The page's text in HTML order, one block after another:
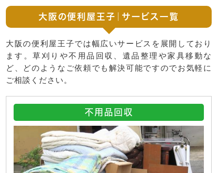
大阪の便利屋王子｜サービス一覧
大阪の便利屋王子では幅広いサービスを展開しており
ます。草刈りや不用品回収、遺品整理や家具移動な
ど、どのようなご依頼でも解決可能ですのでお気軽に
ご相談ください。
不用品回収